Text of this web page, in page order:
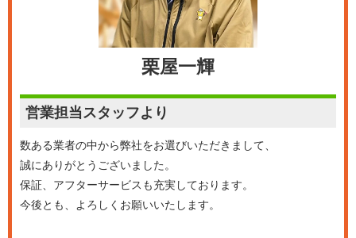
栗屋一輝
営業担当スタッフより
数ある業者の中から弊社をお選びいただきまして、
誠にありがとうございました。
保証、アフターサービスも充実しております。
今後とも、よろしくお願いいたします。